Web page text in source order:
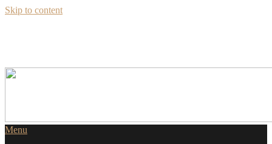
Skip to content
Menu